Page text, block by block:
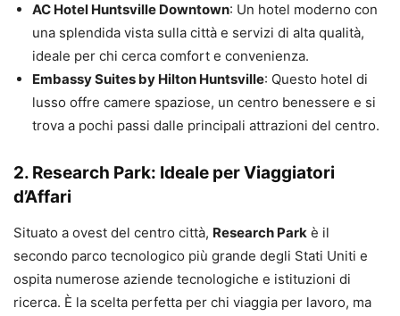
AC Hotel Huntsville Downtown: Un hotel moderno con
una splendida vista sulla città e servizi di alta qualità,
ideale per chi cerca comfort e convenienza.
Embassy Suites by Hilton Huntsville: Questo hotel di
lusso offre camere spaziose, un centro benessere e si
trova a pochi passi dalle principali attrazioni del centro.
2. Research Park: Ideale per Viaggiatori
d’Affari
Situato a ovest del centro città, Research Park è il
secondo parco tecnologico più grande degli Stati Uniti e
ospita numerose aziende tecnologiche e istituzioni di
ricerca. È la scelta perfetta per chi viaggia per lavoro, ma